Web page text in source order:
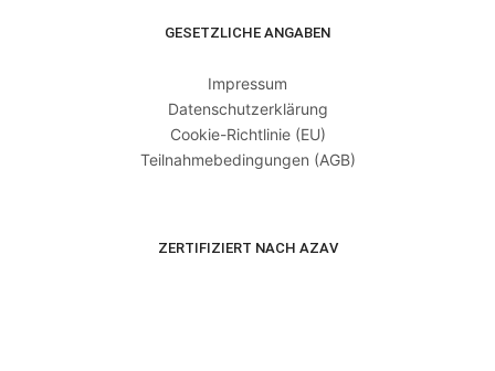
GESETZLICHE ANGABEN
Impressum
Datenschutzerklärung
Cookie-Richtlinie (EU)
Teilnahmebedingungen (AGB)
ZERTIFIZIERT NACH AZAV